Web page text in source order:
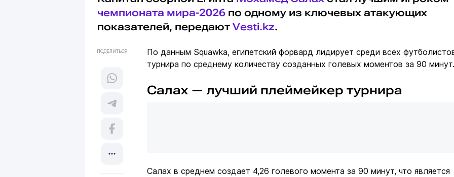
чемпионата мира-2026 по одному из ключевых атакующих
показателей, передают Vesti.kz.
ПОДЕЛИТЬСЯ
По данным Squawka, египетский форвард лидирует среди всех
турнира по среднему количеству созданных голевых моментов за 90 минут.
Салах — лучший плеймейкер турнира
Салах в среднем создает 4,26 голевого момента за 90 минут, что является